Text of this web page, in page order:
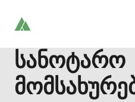
სანოტარო